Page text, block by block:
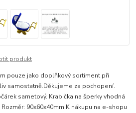
produkt
pouze jako doplňkový sortiment při
samostatně.Děkujeme za pochopení.
sametový. Krabička na šperky vhodná
90x60x40mm K nákupu na e-shopu